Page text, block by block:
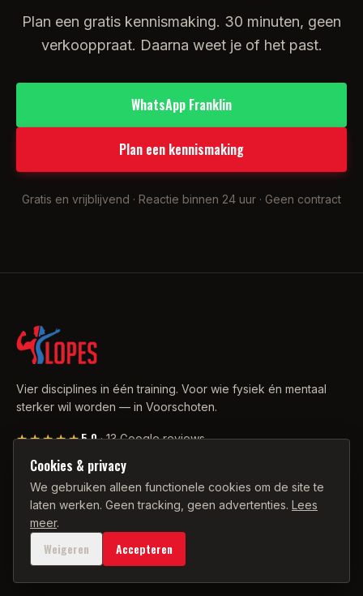
Plan een gratis kennismaking. 30 minuten, geen
verkooppraat. Daarna weet je of het past.
WhatsApp Franklin
Plan een kennismaking
Gratis en vrijblijvend · Reactie binnen 24 uur · Geen contract
Vier disciplines in één training. Voor wie fysiek én mentaal
sterker wil worden — in Voorschoten.
★★★★★5.0·13 Google reviews
CONTACT
06 34 90 34 22
info@franklinlopespt.nl
WhatsApp
Cookies & privacy
We gebruiken alleen functionele cookies om de site te
laten werken. Geen tracking, geen advertenties. Lees
meer.
Weigeren Accepteren